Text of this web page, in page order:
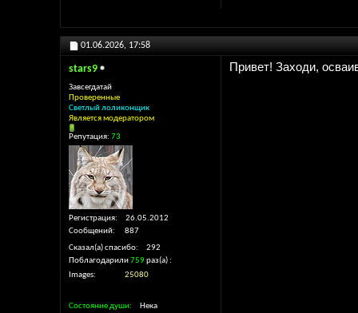
01.06.2026, 17:58
stars9
Завсегдатай
Проверенные
Светлый лоликонщик
Является модератором
Репутация: 73
Регистрация
26.05.2012
Сообщений
887
Сказал(а) спасибо
292
Поблагодарили759раз(а)
Images
25080
Состояние души
Нека
Привет! Заходи,